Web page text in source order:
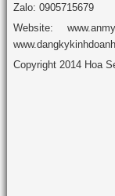
Zalo: 0905715679
Website:
Copyright 2014 Hoa